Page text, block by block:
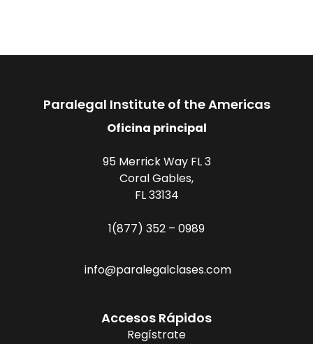
Paralegal Institute of the Americas
Oficina principal
95 Merrick Way FL 3
Coral Gables,
FL 33134
1(877) 352 – 0989
info@paralegalclases.com
Accesos Rápidos
Regístrate